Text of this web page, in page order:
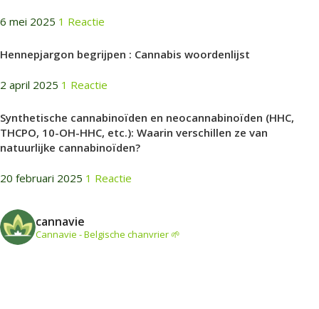
6 mei 2025 1 Reactie
Hennepjargon begrijpen : Cannabis woordenlijst
2 april 2025 1 Reactie
Synthetische cannabinoïden en neocannabinoïden (HHC,
THCPO, 10-OH-HHC, etc.): Waarin verschillen ze van
natuurlijke cannabinoïden?
20 februari 2025 1 Reactie
cannavie
Cannavie - Belgische chanvrier 🌱